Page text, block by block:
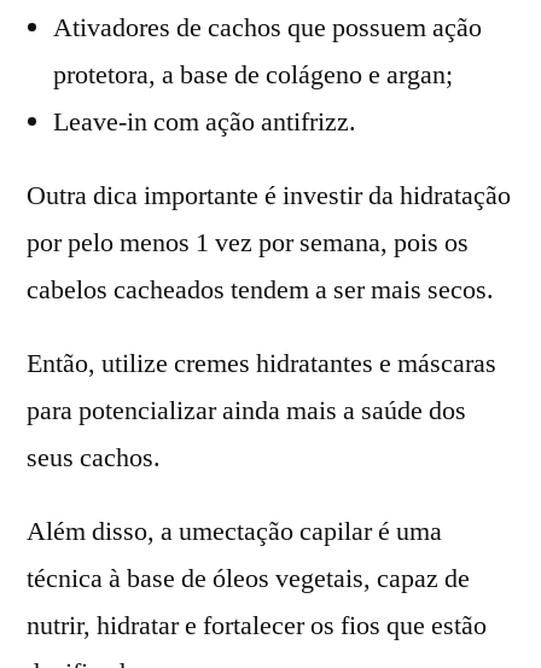
Ativadores de cachos que possuem ação
protetora, a base de colágeno e argan;
Leave-in com ação antifrizz.
Outra dica importante é investir da hidratação
por pelo menos 1 vez por semana, pois os
cabelos cacheados tendem a ser mais secos.
Então, utilize cremes hidratantes e máscaras
para potencializar ainda mais a saúde dos
seus cachos.
Além disso, a umectação capilar é uma
técnica à base de óleos vegetais, capaz de
nutrir, hidratar e fortalecer os fios que estão